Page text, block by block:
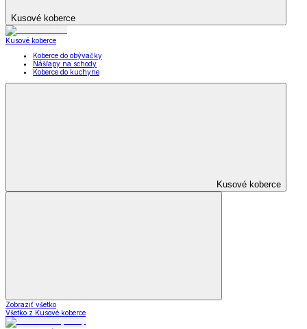
Kusové koberce
Kusové koberce
Koberce do obývačky
Nášľapy na schody
Koberce do kuchyne
Kusové koberce
Zobraziť všetko
Všetko z Kusové koberce